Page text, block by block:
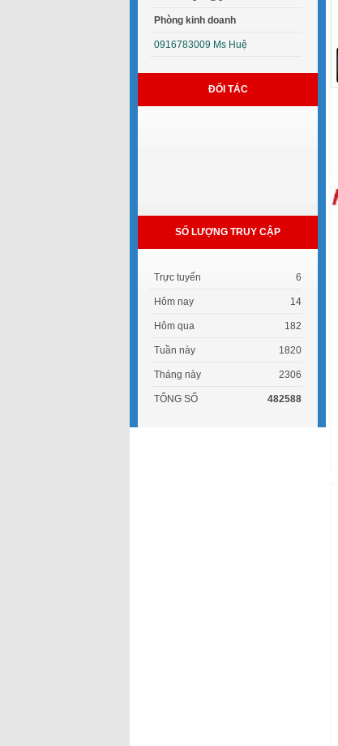
Phòng kinh doanh
0916783009 Ms Huệ
ĐỐI TÁC
SỐ LƯỢNG TRUY CẬP
Trực tuyến 6
Hôm nay 14
Hôm qua 182
Tuần này 1820
Tháng này 2306
TỔNG SỐ 482588